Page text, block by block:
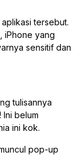
tersebut.
iPhone yang
sensitif dan
tulisannya
Ini belum
ini kok.
pop-up